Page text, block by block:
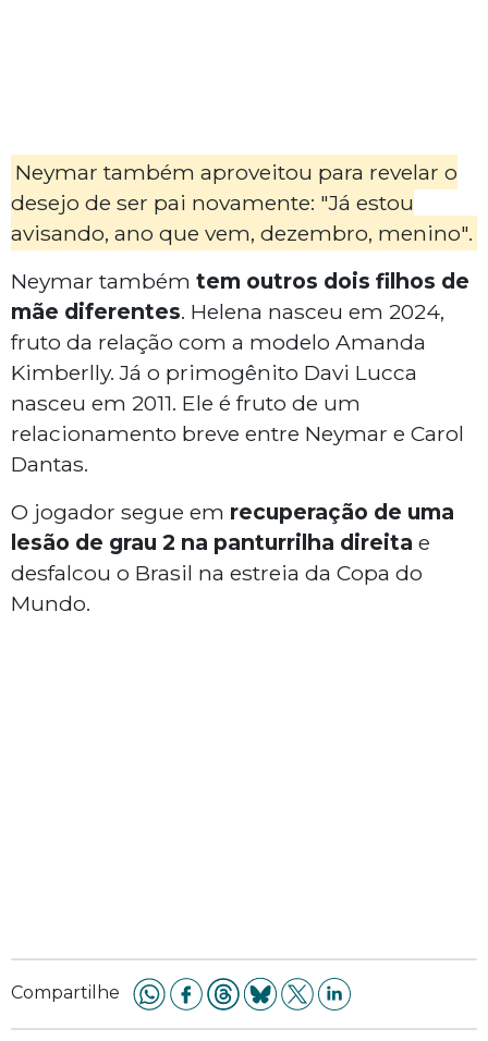
Neymar também aproveitou para revelar o
desejo de ser pai novamente: "Já estou
avisando, ano que vem, dezembro, menino".
Neymar também tem outros dois filhos de
mãe diferentes. Helena nasceu em 2024,
fruto da relação com a modelo Amanda
Kimberlly. Já o primogênito Davi Lucca
nasceu em 2011. Ele é fruto de um
relacionamento breve entre Neymar e Carol
Dantas.
O jogador segue em recuperação de uma
lesão de grau 2 na panturrilha direita e
desfalcou o Brasil na estreia da Copa do
Mundo.
Compartilhe